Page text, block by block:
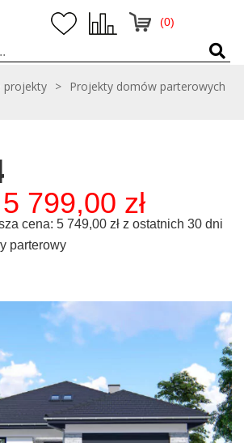
(0)
projekty > Projekty domów parterowych
Pierwotna
cena
wynosiła:
6
299,00 zł,
5 799,00 złcena
wynosi:
5
cena: 5 749,00 zł z ostatnich 30 dni
parterowy